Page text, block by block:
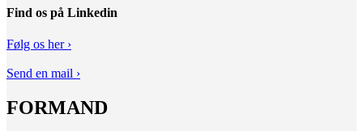
Find os på Linkedin
Følg os her ›
Send en mail ›
FORMAND